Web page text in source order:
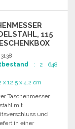
115
: 2 648
x 12.5 x 4.2 cm
Taschenmesser
mit
und
in einer